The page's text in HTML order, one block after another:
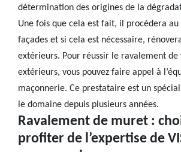
détermination des origines de la
Une fois que cela est fait, il procédera au
façades et si cela est nécessaire,
extérieurs. Pour réussir le ravalement de
extérieurs, vous pouvez faire appel à
maçonnerie. Ce prestataire est un
le domaine depuis plusieurs années.
Ravalement de muret :
profiter de l’expertise de